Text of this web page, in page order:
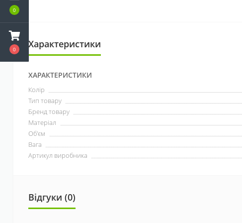
0
0 Характеристики
ХАРАКТЕРИСТИКИ
Колір
Тип товару
Бренд товару
Матеріал
Об'єм
Вага
Артикул виробника
Відгуки (0)